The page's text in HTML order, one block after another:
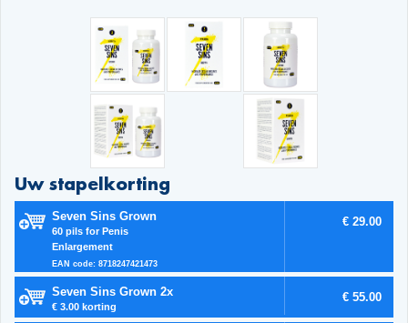
Uw stapelkorting
Seven Sins Grown
60 pils for Penis
Enlargement
EAN code: 8718247421473
€ 29.00
Seven Sins Grown 2x
€ 3.00 korting
€ 55.00